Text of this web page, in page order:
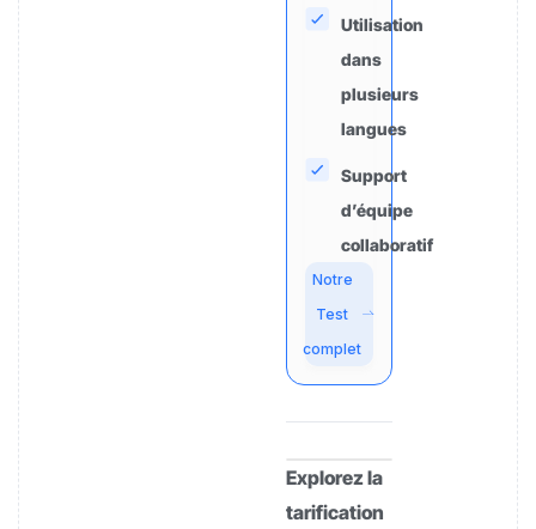
Utilisation
dans
plusieurs
langues
Support
d’équipe
collaboratif
Notre
Test
complet
Explorez la
tarification